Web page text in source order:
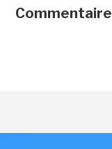
Commentaire